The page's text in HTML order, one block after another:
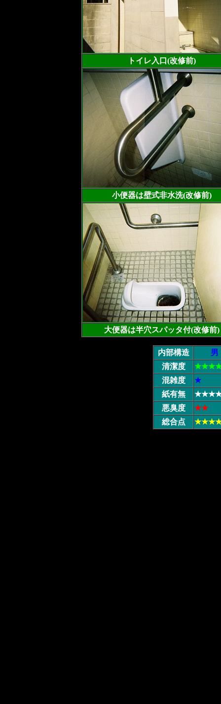
トイレ入口(改修前)
小便器は壁式非水洗(改修前)
大便器は半穴スパッタ付(改修前)
内部構造 男
清潔度
混雑度
★
紙有無
悪臭度
★★
総合点